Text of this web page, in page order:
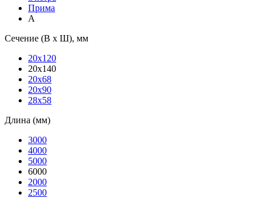
Прима
А
Сечение (В х Ш), мм
20х120
20х140
20х68
20х90
28х58
Длина (мм)
3000
4000
5000
6000
2000
2500